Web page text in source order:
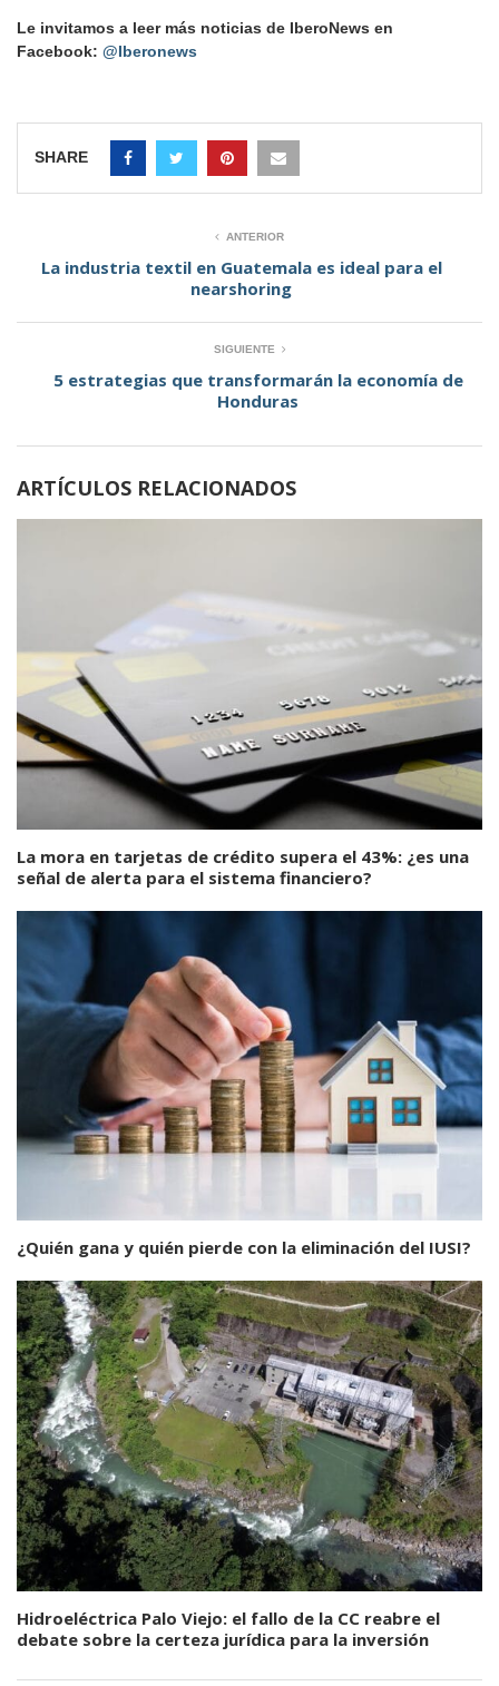
Le invitamos a leer más noticias de IberoNews en
Facebook: @Iberonews
SHARE
ANTERIOR
La industria textil en Guatemala es ideal para el
nearshoring
SIGUIENTE
5 estrategias que transformarán la economía de
Honduras
ARTÍCULOS RELACIONADOS
La mora en tarjetas de crédito supera el 43%: ¿es una
señal de alerta para el sistema financiero?
¿Quién gana y quién pierde con la eliminación del IUSI?
Hidroeléctrica Palo Viejo: el fallo de la CC reabre el
debate sobre la certeza jurídica para la inversión